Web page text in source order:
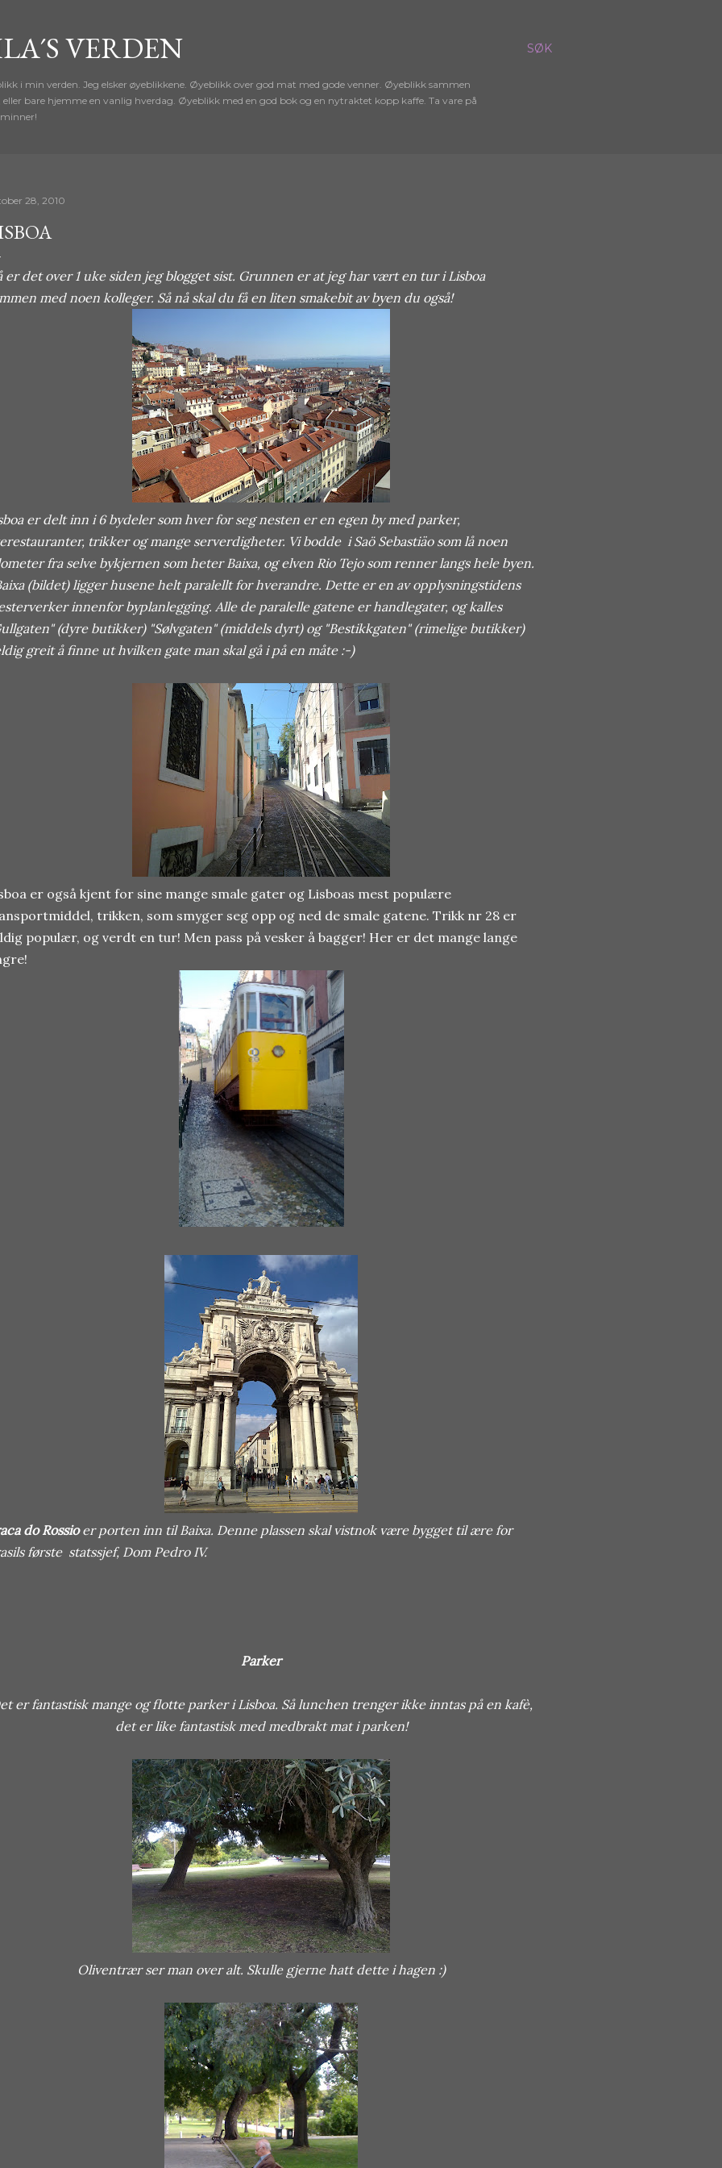
SØK
VERDEN
i min verden. Jeg elsker øyeblikkene. Øyeblikk over god mat med gode venner. Øyeblikk sammen
bare hjemme en vanlig hverdag. Øyeblikk med en god bok og en nytraktet kopp kaffe. Ta vare på
28, 2010
er det over 1 uke siden jeg blogget sist. Grunnen er at jeg har vært en tur i Lisboa
med noen kolleger. Så nå skal du få en liten smakebit av byen du også!
er delt inn i 6 bydeler som hver for seg nesten er en egen by med parker,
trikker og mange serverdigheter. Vi bodde i Saö Sebastiäo som lå noen
fra selve bykjernen som heter Baixa, og elven Rio Tejo som renner langs hele byen.
(bildet) ligger husene helt paralellt for hverandre. Dette er en av opplysningstidens
innenfor byplanlegging. Alle de paralelle gatene er handlegater, og kalles
(dyre butikker) "Sølvgaten" (middels dyrt) og "Bestikkgaten" (rimelige butikker)
greit å finne ut hvilken gate man skal gå i på en måte :-)
er også kjent for sine mange smale gater og Lisboas mest populære
trikken, som smyger seg opp og ned de smale gatene. Trikk nr 28 er
populær, og verdt en tur! Men pass på vesker å bagger! Her er det mange lange
do Rossioer porten inn til Baixa. Denne plassen skal vistnok være bygget til ære for
første statssjef, Dom Pedro IV.
Parker
er fantastisk mange og flotte parker i Lisboa. Så lunchen trenger ikke inntas på en kafè,
det er like fantastisk med medbrakt mat i parken!
Oliventrær ser man over alt. Skulle gjerne hatt dette i hagen :)